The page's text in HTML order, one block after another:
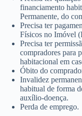
financiamento
Permanente, do
Precisa ter
Físicos no Imóvel
Precisa ter
compradores para
habitacional em
Óbito do
Invalidez
habitual de forma
auxílio-doença.
Perda de emprego.